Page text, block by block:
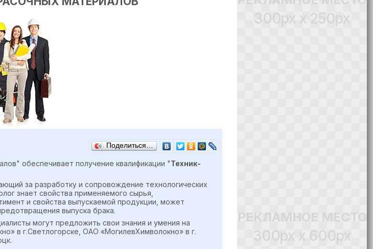
Поделиться…
обеспечивает получение квалификации "Техник-
за разработку и сопровождение технологических
знает свойства применяемого сырья,
и свойства выпускаемой продукции, может
выпуска брака.
могут предложить свои знания и умения на
в г.Светлогорске, ОАО «МогилевХимволокно» в г.
300px x 250px
РЕКЛАМНОЕ МЕСТО
300px x 600px